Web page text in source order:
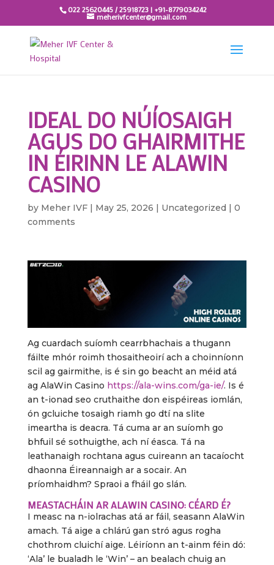
022 25620445 / 25918723 | +91-8779034242
meherivfcenter@gmail.com
IDEAL DO NÚÍOSAIGH
AGUS DO GHAIRMITHE
IN ÉIRINN LE ALAWIN
CASINO
by Meher IVF| May 25, 2026 | Uncategorized | 0
comments
Ag cuardach suíomh cearrbhachais a thugann
fáilte mhór roimh thosaitheoirí ach a choinníonn
scil ag gairmithe, is é sin go beacht an méid atá
ag AlaWin Casino https://ala-wins.com/ga-ie/. Is é
an t-ionad seo cruthaithe don eispéireas iomlán,
ón gcluiche tosaigh riamh go dtí na slite
imeartha is deacra. Tá cuma ar an suíomh go
bhfuil sé sothuigthe, ach ní éasca. Tá na
leathanaigh rochtana agus cuireann an tacaíocht
dhaonna Éireannaigh ar a socair. An
príomhaidhm? Spraoi a fháil go slán.
MEASTACHÁIN AR ALAWIN CASINO: CÉARD É?
I measc na n-iolrachas atá ar fáil, seasann AlaWin
amach. Tá aige a chlárú gan stró agus rogha
chothrom cluichí aige. Léiríonn an t-ainm féin dó:
‘Ala’ le bualadh le ‘Win’ – an bealach chuig an